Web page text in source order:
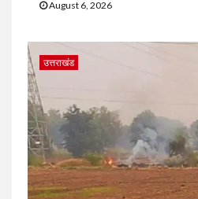
August 6, 2026
उत्तराखंड